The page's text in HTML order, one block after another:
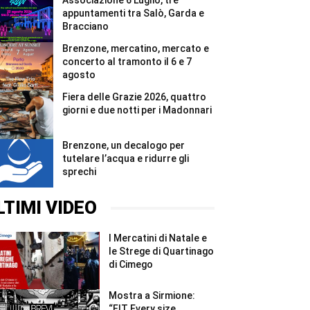
un
anno
#Shorts
appuntamenti tra Salò, Garda e
Bracciano
Brenzone, mercatino, mercato e
concerto al tramonto il 6 e 7
agosto
Fiera delle Grazie 2026, quattro
giorni e due notti per i Madonnari
Brenzone, un decalogo per
tutelare l’acqua e ridurre gli
sprechi
VIDEO
I Mercatini di Natale e
le Strege di Quartinago
di Cimego
Mostra a Sirmione: